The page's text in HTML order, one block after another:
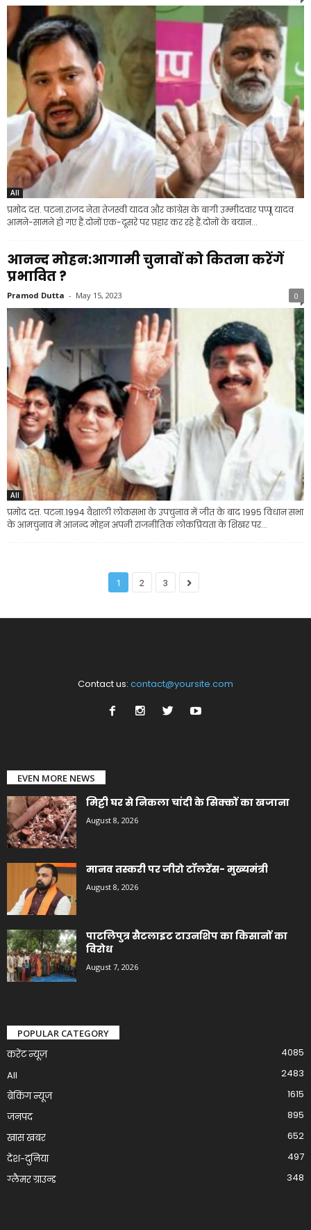
All
प्रमोद दत्त. पटना.राजद नेता तेजस्वी यादव और कांग्रेस के बागी उम्मीदवार पप्पू यादव
आमने-सामने हो गए हैं.दोनों एक-दूसरे पर प्रहार कर रहे हैं.दोनों के बयान...
आनन्द मोहन:आगामी चुनावों को कितना करेंगें
प्रभावित ?
Pramod Dutta - May 15, 2023 0
All
प्रमोद दत्त. पटना.1994 वैशाली लोकसभा के उपचुनाव में जीत के बाद 1995 विधान सभा
के आमचुनाव में आनन्द मोहन अपनी राजनीतिक लोकप्रियता के शिखर पर...
1 2 3
Contact us: contact@yoursite.com
EVEN MORE NEWS
मिट्टी घर से निकला चांदी के सिक्कों का खजाना
August 8, 2026
मानव तस्करी पर जीरो टॉलरेंस- मुख्यमंत्री
August 8, 2026
पाटलिपुत्र सैटलाइट टाउनशिप का किसानों का
विरोध
August 7, 2026
POPULAR CATEGORY
करेंट न्यूज़
4085
All
2483
ब्रेकिंग न्यूज
1615
जनपद
895
खास खबर
652
देश-दुनिया
497
ग्लैमर ग्राउन्ड
348